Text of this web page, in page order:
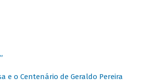
e o Centenário de Geraldo Pereira